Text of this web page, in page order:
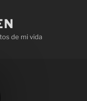
de mi vida